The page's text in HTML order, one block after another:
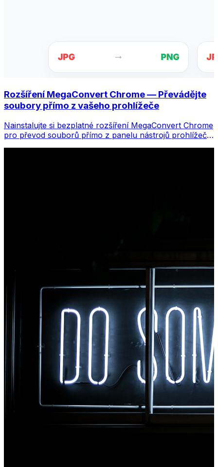
Rozšíření MegaConvert Chrome — Převádějte
soubory přímo z vašeho prohlížeče
Nainstalujte si bezplatné rozšíření MegaConvert Chrome
pro převod souborů přímo z panelu nástrojů prohlížeče.